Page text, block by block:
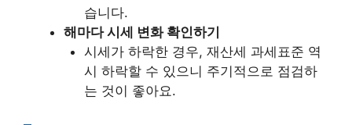
습니다.
해마다 시세 변화 확인하기
시세가 하락한 경우, 재산세 과세표준 역
시 하락할 수 있으니 주기적으로 점검하
는 것이 좋아요.